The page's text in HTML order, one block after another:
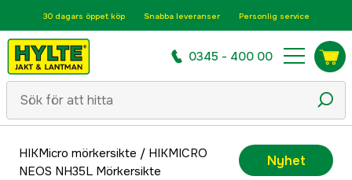
30 dagars öppet köp Snabba leveranser Personlig service
0345 - 400 00
HIKMicro mörkersikte / HIKMICRO
NEOS NH35L Mörkersikte
Nyhet